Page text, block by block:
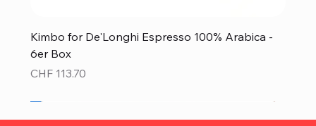
Kimbo for De'Longhi Espresso 100% Arabica -
6er Box
Preis
CHF 113.70